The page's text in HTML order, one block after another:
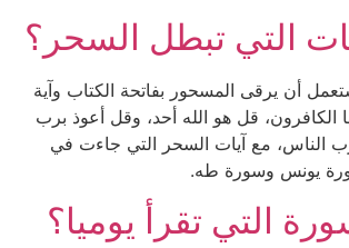
التي تبطل السحر؟
أن يرقى المسحور بفاتحة الكتاب وآية
الكافرون، قل هو الله أحد، وقل أعوذ برب
الناس، مع آيات السحر التي جاءت في
يونس وسورة طه.
التي تقرأ يوميا؟